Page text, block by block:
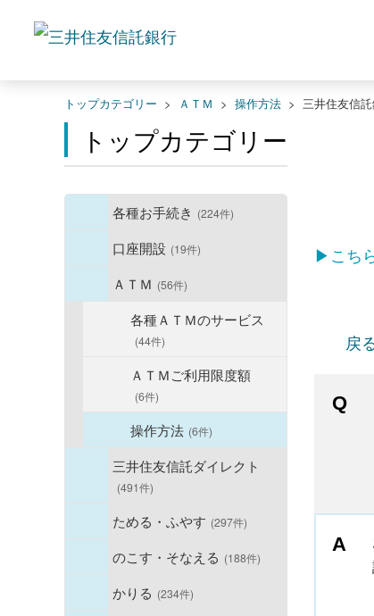
トップカテゴリー > ＡＴＭ > 操作方法 > 三井住友信
トップカテゴリー
各種お手続き (224件)
口座開設 (19件)
ＡＴＭ (56件)
各種ＡＴＭのサービス
(44件)
ＡＴＭご利用限度額
(6件)
操作方法 (6件)
三井住友信託ダイレクト
(491件)
ためる・ふやす (297件)
のこす・そなえる (188件)
かりる (234件)
▶こち
戻